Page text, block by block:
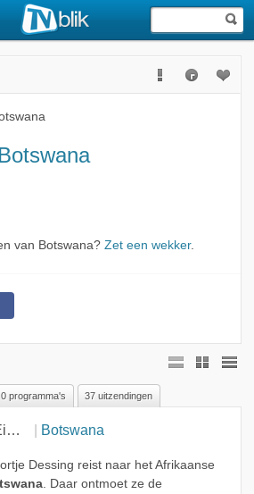
Botswana
van Botswana? Zet een wekker.
0 programma's 37 uitzendingen
Botswana
Dessing reist naar het Afrikaanse
. Daar ontmoet ze de